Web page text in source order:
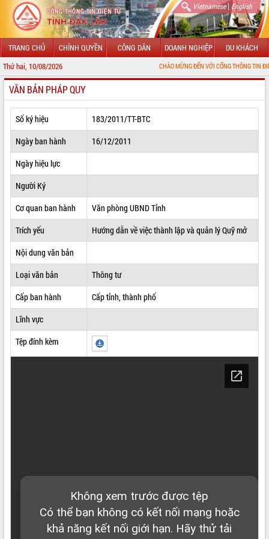
Vietnamese| English
TRANG CHỦ CHÍNH QUYỀN CÔNG DÂN DOANH NGHIỆP DU KHÁCH
Thứ hai, 10/08/2026 CHÀO MỪNG ĐẾN VỚI CỔNG THÔNG TIN ĐIỆN TỬ TỈNH
GIỚI THIỆU
LÃNH ĐẠO UBND TỈNH
TIN TỨC SỰ KIỆN
SỞ, BAN, NGÀNH
UBND CÁC XÃ, PHƯỜNG
THÔNG TIN CHỈ ĐẠO ĐIỀU HÀNH
HỆ THỐNG VĂN BẢN
ĐIỂM TIN VĂN BẢN
QUY HOẠCH - KẾ HOẠCH
VĂN BẢN PHÁP QUY
Số ký hiệu
183/2011/TT-BTC
Ngày ban hành
16/12/2011
Ngày hiệu lực
Người Ký
Cơ quan ban hành
Văn phòng UBND Tỉnh
Trích yếu
Hướng dẫn về việc thành lập và quản lý Quỹ mở
Nội dung văn bản
Loại văn bản
Thông tư
Cấp ban hành
Cấp tỉnh, thành phố
Lĩnh vực
Tệp đính kèm